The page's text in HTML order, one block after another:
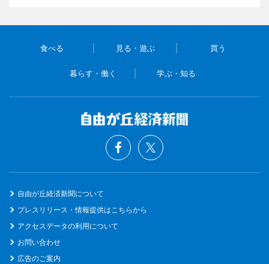
食べる 見る・遊ぶ 買う
暮らす・働く 学ぶ・知る
自由が丘経済新聞について
プレスリリース・情報提供はこちらから
アクセスデータの利用について
お問い合わせ
広告のご案内